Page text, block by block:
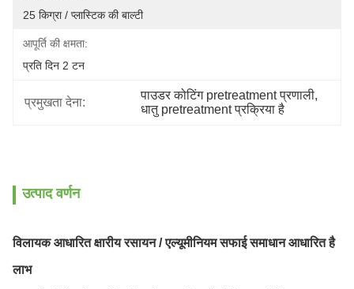
25 किग्रा / प्लास्टिक की बाल्टी
आपूर्ति की क्षमता:
प्रति दिन 2 टन
प्रमुखता देना:
पाउडर कोटिंग pretreatment प्रणाली,
धातु pretreatment प्रक्रिया है
उत्पाद वर्णन
विलायक आधारित क्षारीय रसायन / एल्यूमीनियम सफाई समाधान आधारित है
लाभ